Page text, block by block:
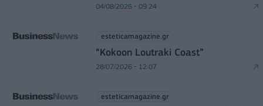
04/08/2026 - 09:24
esteticamagazine.gr
“Kokoon Loutraki Coast”
28/07/2026 - 12:07
esteticamagazine.gr